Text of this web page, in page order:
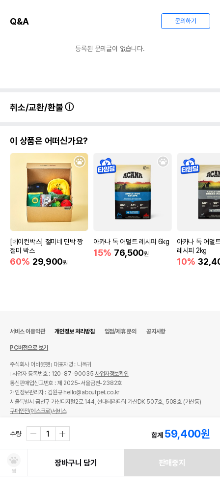
Q&A 문의하기
등록된 문의글이 없습니다.
취소/교환/환불
이 상품은 어떠신가요?
[베이컨박스] 절미네 민박 짱
절미 박스
60% 29,900원
아카나 독 어덜트 레시피 6kg
15% 76,500원
아카나 독 어덜
레시피 2kg
10%
수량 합계 59,400원
찜
장바구니 담기 판매중지
서비스 이용약관 개인정보 처리방침 입점/제휴 문의 공지사항
PC버전으로 보기
주식회사 어바웃펫
대표자명 : 나옥귀
사업자 등록번호 : 120-87-90035사업자정보확인
통신판매업신고번호 : 제 2025-서울금천-2382호
개인정보관리자 : 김원규 hello@aboutpet.co.kr
서울특별시 금천구 가산디지털2로 144, 현대테라타워 가산DK 507호, 508호 (가산동)
구매안전(에스크로)서비스